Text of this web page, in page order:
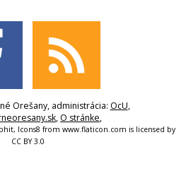
Orešany, administrácia: OcU,
, O stránke,
, Icons8 from www.flaticon.com is licensed by
CC BY 3.0